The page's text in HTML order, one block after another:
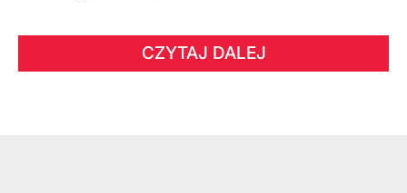
CZYTAJ DALEJ